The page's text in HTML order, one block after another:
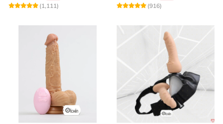
(1,111)
(916)